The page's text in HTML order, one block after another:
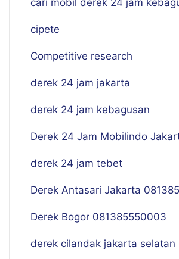
cari mobil derek 24 jam
cipete
Competitive research
derek 24 jam jakarta
derek 24 jam kebagusan
Derek 24 Jam Mobilindo
derek 24 jam tebet
Derek Antasari Jakarta
Derek Bogor 081385550003
derek cilandak jakarta selatan